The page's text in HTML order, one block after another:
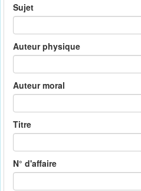
Sujet
Auteur physique
Auteur moral
Titre
N° d'affaire